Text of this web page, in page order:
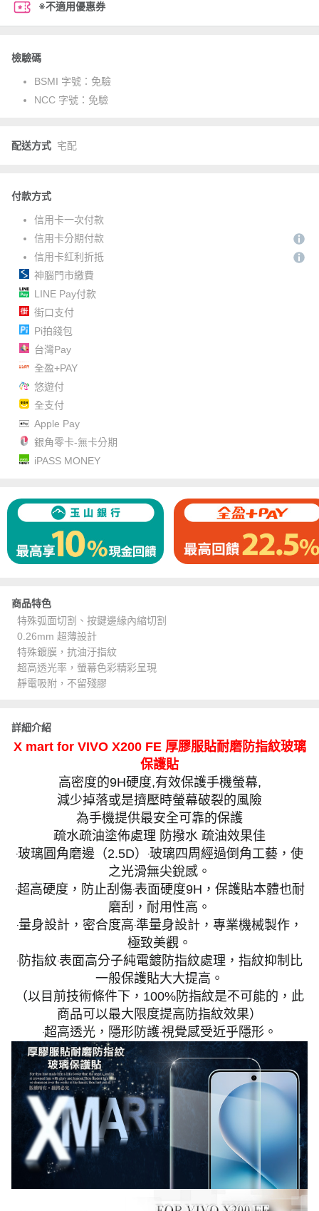
※不適用優惠券
檢驗碼
BSMI 字號： 免驗
NCC 字號： 免驗
配送方式 宅配
付款方式
信用卡一次付款
信用卡分期付款
信用卡紅利折抵
神腦門市繳費
LINE Pay付款
街口支付
Pi拍錢包
台灣Pay
全盈+PAY
悠遊付
全支付
Apple Pay
銀角零卡-無卡分期
iPASS MONEY
商品特色
特殊弧面切割、按鍵邊緣內縮切割
0.26mm 超薄設計
特殊鍍膜，抗油汙指紋
超高透光率，螢幕色彩精彩呈現
靜電吸附，不留殘膠
詳細介紹
X mart for VIVO X200 FE 厚膠服貼耐磨防指紋玻璃
保護貼
高密度的9H硬度,有效保護手機螢幕,
減少掉落或是擠壓時螢幕破裂的風險
為手機提供最安全可靠的保護
疏水疏油塗佈處理 防撥水 疏油效果佳
‧玻璃圓角磨邊（2.5D）‧玻璃四周經過倒角工藝，使
之光滑無尖銳感。
‧超高硬度，防止刮傷‧表面硬度9H，保護貼本體也耐
磨刮，耐用性高。
‧量身設計，密合度高‧準量身設計，專業機械製作，
極致美觀。
‧防指紋‧表面高分子純電鍍防指紋處理，指紋抑制比
一般保護貼大大提高。
（以目前技術條件下，100%防指紋是不可能的，此
商品可以最大限度提高防指紋效果）
‧超高透光，隱形防護‧視覺感受近乎隱形。